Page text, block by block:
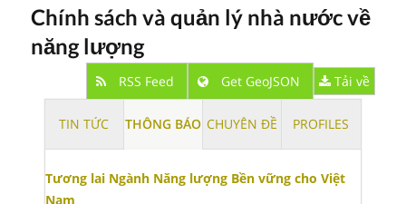
Chính sách và quản lý nhà nước về
năng lượng
RSS Feed Get GeoJSON Tải về
TIN TỨC THÔNG BÁO CHUYÊN ĐỀ PROFILES
Tương lai Ngành Năng lượng Bền vững cho Việt
Nam